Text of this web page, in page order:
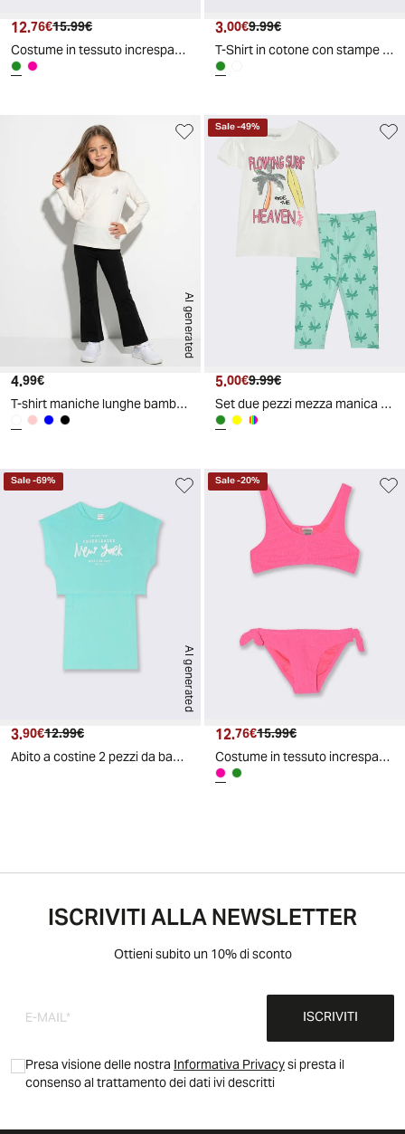
Prezzo attuale
12.76€ Prezzo originale
15.99€
Costume in tessuto increspato a 2 pezzi - Verde
Prezzo attuale
3.00€ Prezzo originale
9.99€
T-Shirt in cotone con stampe by Stitch - Verde acqua
AI generated
Prezzo attuale
4.99€
T-shirt maniche lunghe bambina in cotone - Bianco latte
Sale-49%
Prezzo attuale
5.00€ Prezzo originale
9.99€
Set due pezzi mezza manica bambina - Verde acqua
AI generated
Sale-69%
Prezzo attuale
3.90€ Prezzo originale
12.99€
Abito a costine 2 pezzi da bambina - Verde acqua
Sale-20%
Prezzo attuale
12.76€ Prezzo originale
15.99€
Costume in tessuto increspato a 2 pezzi - Fuxia
ISCRIVITI ALLA NEWSLETTER
Ottieni subito un 10% di sconto
ISCRIVITI
Presa visione delle nostraInformativa Privacysi presta il
consenso al trattamento dei dati ivi descritti